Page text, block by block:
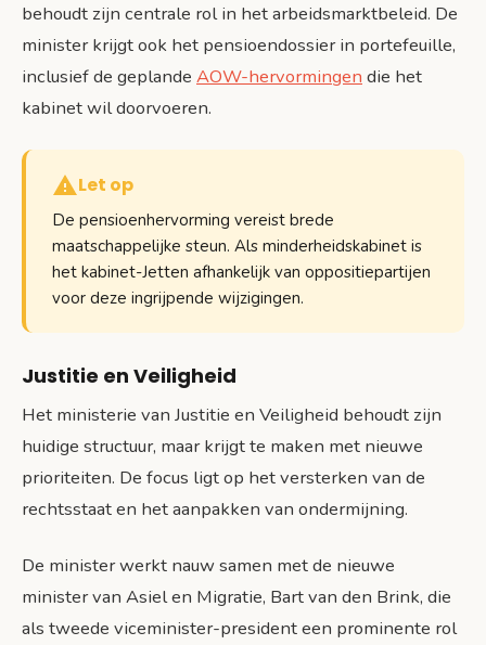
behoudt zijn centrale rol in het arbeidsmarktbeleid. De
minister krijgt ook het pensioendossier in portefeuille,
inclusief de geplande AOW-hervormingen die het
kabinet wil doorvoeren.
Let op
De pensioenhervorming vereist brede
maatschappelijke steun. Als minderheidskabinet is
het kabinet-Jetten afhankelijk van oppositiepartijen
voor deze ingrijpende wijzigingen.
Justitie en Veiligheid
Het ministerie van Justitie en Veiligheid behoudt zijn
huidige structuur, maar krijgt te maken met nieuwe
prioriteiten. De focus ligt op het versterken van de
rechtsstaat en het aanpakken van ondermijning.
De minister werkt nauw samen met de nieuwe
minister van Asiel en Migratie, Bart van den Brink, die
als tweede viceminister-president een prominente rol